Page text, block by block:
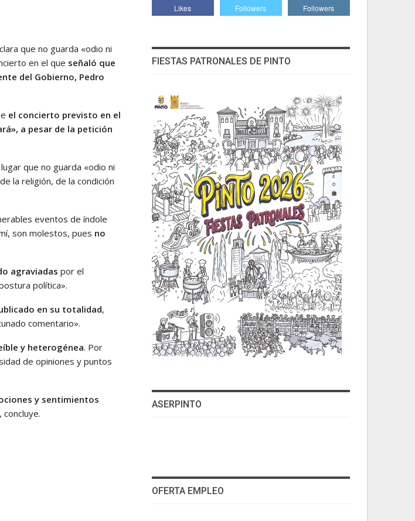
que no guarda «odio ni
en el que señaló que
del Gobierno, Pedro
el concierto previsto en el
a pesar de la petición
que no guarda «odio ni
la religión, de la condición
eventos de índole
son molestos, pues no
agraviadas por el
política».
en su totalidad,
comentario».
y heterogénea. Por
de opiniones y puntos
y sentimientos
Likes Followers Followers
FIESTAS PATRONALES DE PINTO
ASERPINTO
OFERTA EMPLEO